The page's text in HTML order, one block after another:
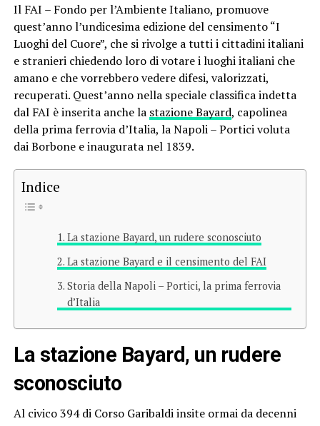
Il FAI – Fondo per l’Ambiente Italiano, promuove
quest’anno l’undicesima edizione del censimento “I
Luoghi del Cuore”, che si rivolge a tutti i cittadini italiani
e stranieri chiedendo loro di votare i luoghi italiani che
amano e che vorrebbero vedere difesi, valorizzati,
recuperati. Quest’anno nella speciale classifica indetta
dal FAI è inserita anche la stazione Bayard, capolinea
della prima ferrovia d’Italia, la Napoli – Portici voluta
dai Borbone e inaugurata nel 1839.
Indice
La stazione Bayard, un rudere sconosciuto
La stazione Bayard e il censimento del FAI
Storia della Napoli – Portici, la prima ferrovia
d’Italia
La stazione Bayard, un rudere
sconosciuto
Al civico 394 di Corso Garibaldi insite ormai da decenni